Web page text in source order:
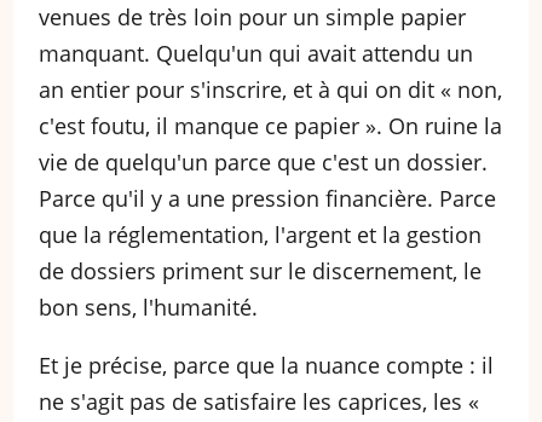
venues de très loin pour un simple papier
manquant. Quelqu'un qui avait attendu un
an entier pour s'inscrire, et à qui on dit « non,
c'est foutu, il manque ce papier ». On ruine la
vie de quelqu'un parce que c'est un dossier.
Parce qu'il y a une pression financière. Parce
que la réglementation, l'argent et la gestion
de dossiers priment sur le discernement, le
bon sens, l'humanité.
Et je précise, parce que la nuance compte : il
ne s'agit pas de satisfaire les caprices, les «